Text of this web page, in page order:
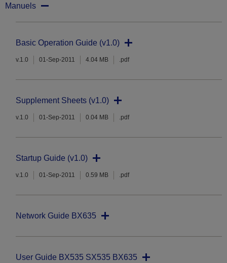
Manuels
Basic Operation Guide (v1.0)
v.1.0 01-Sep-2011 4.04 MB .pdf
Supplement Sheets (v1.0)
v.1.0 01-Sep-2011 0.04 MB .pdf
Startup Guide (v1.0)
v.1.0 01-Sep-2011 0.59 MB .pdf
Network Guide BX635
User Guide BX535 SX535 BX635